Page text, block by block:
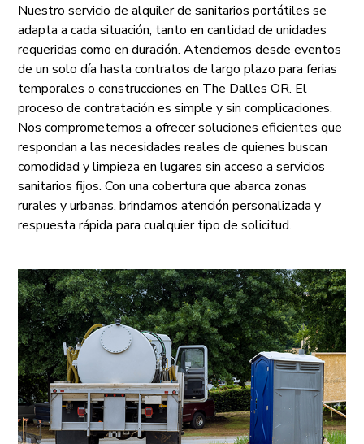
Nuestro servicio de alquiler de sanitarios portátiles se
adapta a cada situación, tanto en cantidad de unidades
requeridas como en duración. Atendemos desde eventos
de un solo día hasta contratos de largo plazo para ferias
temporales o construcciones en The Dalles OR. El
proceso de contratación es simple y sin complicaciones.
Nos comprometemos a ofrecer soluciones eficientes que
respondan a las necesidades reales de quienes buscan
comodidad y limpieza en lugares sin acceso a servicios
sanitarios fijos. Con una cobertura que abarca zonas
rurales y urbanas, brindamos atención personalizada y
respuesta rápida para cualquier tipo de solicitud.